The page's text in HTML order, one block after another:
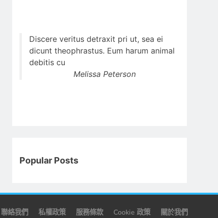
Discere veritus detraxit pri ut, sea ei
dicunt theophrastus. Eum harum animal
debitis cu
Melissa Peterson
Popular Posts
聯絡我們 私權政策 服務條款 Cookie 政策 關於我們